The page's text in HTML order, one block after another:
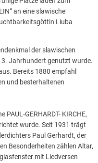
an eine slawische
Liuba
der slawischen
Jahrhundert genutzt wurde.
Bereits 1880 empfahl
und besterhaltenen
GERHARDT- KIRCHE,
wurde. Seit 1931 trägt
Paul Gerhardt, der
Besonderheiten zählen Altar,
mit Liedversen